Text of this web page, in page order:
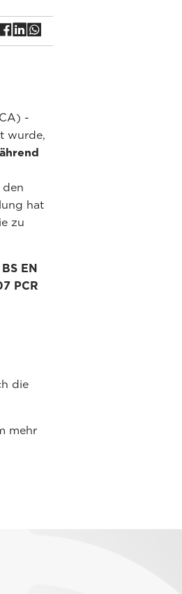
-
wurde,
hat
zu
EN
PCR
die
mehr